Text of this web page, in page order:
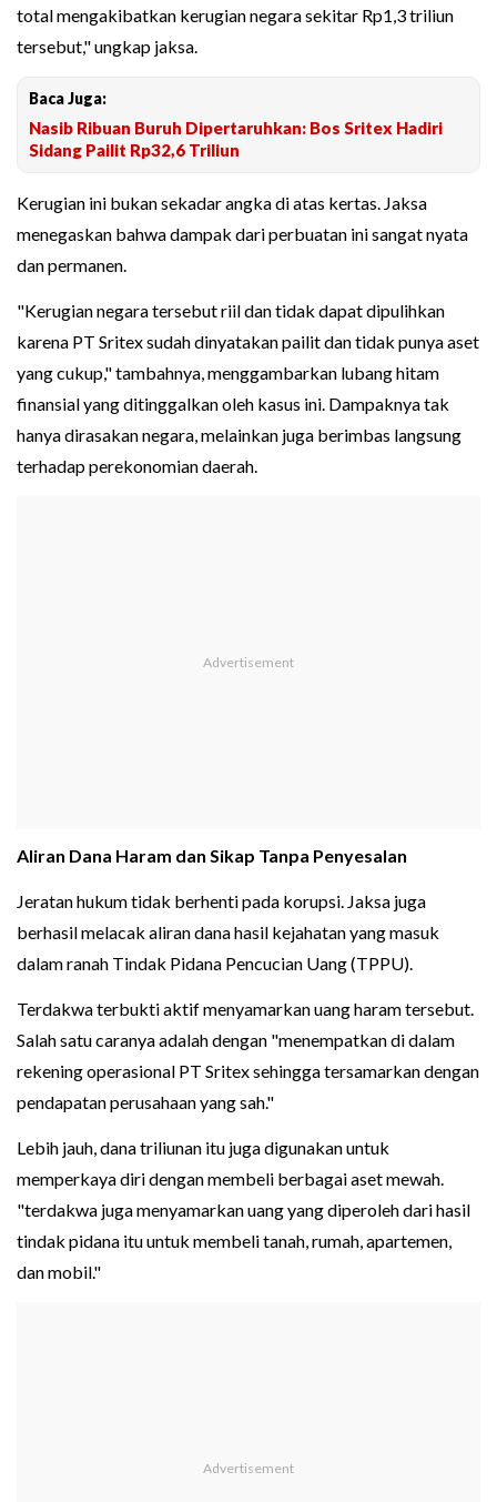
total mengakibatkan kerugian negara sekitar Rp1,3 triliun
tersebut," ungkap jaksa.
Baca Juga:
Nasib Ribuan Buruh Dipertaruhkan: Bos Sritex Hadiri
Sidang Pailit Rp32,6 Triliun
Kerugian ini bukan sekadar angka di atas kertas. Jaksa
menegaskan bahwa dampak dari perbuatan ini sangat nyata
dan permanen.
"Kerugian negara tersebut riil dan tidak dapat dipulihkan
karena PT Sritex sudah dinyatakan pailit dan tidak punya aset
yang cukup," tambahnya, menggambarkan lubang hitam
finansial yang ditinggalkan oleh kasus ini. Dampaknya tak
hanya dirasakan negara, melainkan juga berimbas langsung
terhadap perekonomian daerah.
Aliran Dana Haram dan Sikap Tanpa Penyesalan
Jeratan hukum tidak berhenti pada korupsi. Jaksa juga
berhasil melacak aliran dana hasil kejahatan yang masuk
dalam ranah Tindak Pidana Pencucian Uang (TPPU).
Terdakwa terbukti aktif menyamarkan uang haram tersebut.
Salah satu caranya adalah dengan "menempatkan di dalam
rekening operasional PT Sritex sehingga tersamarkan dengan
pendapatan perusahaan yang sah."
Lebih jauh, dana triliunan itu juga digunakan untuk
memperkaya diri dengan membeli berbagai aset mewah.
"terdakwa juga menyamarkan uang yang diperoleh dari hasil
tindak pidana itu untuk membeli tanah, rumah, apartemen,
dan mobil."